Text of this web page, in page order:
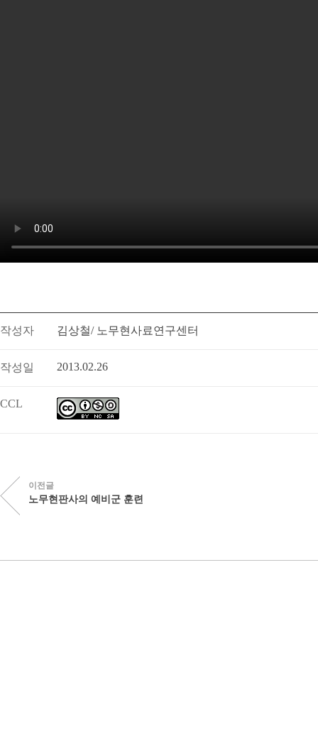
작성자 김상철/ 노무현사료연구센터
작성일 2013.02.26
CCL
이전글
노무현판사의 예비군 훈련